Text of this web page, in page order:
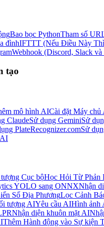
Bao bọc PythonTham số
đìnhIFTTT (Nếu Điều Này
Webhook (Discord, Slack và
tạo
mô hình AICài đặt Máy chủ
ClaudeSử dụng GeminiSử
PlateRecognizer.comSử
Cục bộHọc Hỏi Từ Phản
YOLO sang ONNXNhận
Số Địa PhươngLọc Cảnh
tượng AIYêu cầu AIHình ảnh
Nhận diện khuôn mặt AI
Thêm Hành động vào Sự kiện